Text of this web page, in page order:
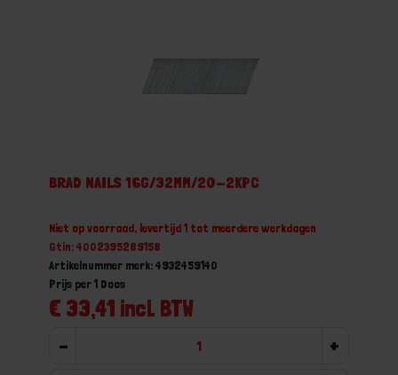
BRAD NAILS 16G/32MM/20-2KPC
Niet op voorraad, levertijd 1 tot meerdere werkdagen
Gtin: 4002395289158
Artikelnummer merk: 4932459140
€ 33,41 incl. BTW
Prijs per 1 Doos
- +